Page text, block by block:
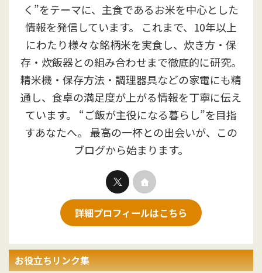
く”をテーマに、主食であるお米を中心とした
情報を発信しています。 これまで、10年以上
にわたり様々な銘柄米を実食し、炊き方・保
存・炊飯器との組み合わせまで徹底的に研究。
精米機・保存方法・調理器具などの家電にも精
通し、食卓の満足度が上がる情報を丁寧に伝え
ています。 “ご飯が主役になる暮らし”を目指
すあなたへ。 最高の一杯との出会いが、この
ブログから始まります。
詳細プロフィールはこちら
お役立ちリンク集